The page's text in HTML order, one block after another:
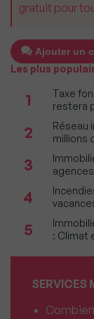
gratuit pour
Ajouter un
Les plus
1
Taxe
restera
2
Réseau
millions
3
4
5
: Climat
SERVICES